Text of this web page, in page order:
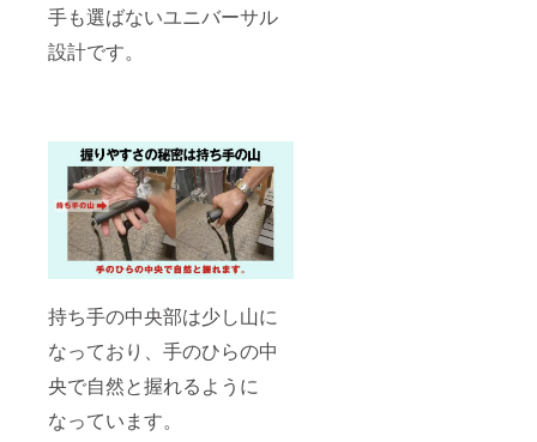
手も選ばないユニバーサル
設計です。
持ち手の中央部は少し山に
なっており、手のひらの中
央で自然と握れるように
なっています。